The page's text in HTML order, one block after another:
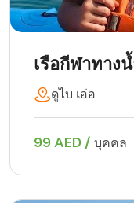
เรือกีฬาทาง
ดูไบ เอ่อ
99 AED / บุคคล